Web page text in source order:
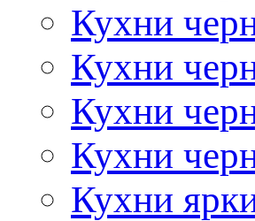
Кухни
Кухни
Кухни
Кухни
Кухни